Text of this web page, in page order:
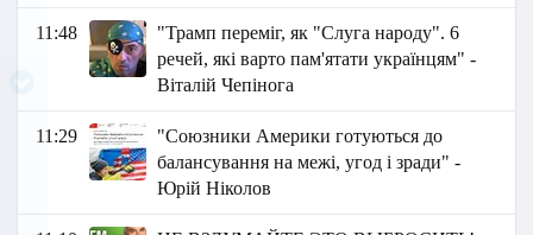
11:48
"Трамп переміг, як "Слуга народу". 6
речей, які варто пам'ятати українцям" -
Віталій Чепінога
11:29
"Союзники Америки готуються до
балансування на межі, угод і зради" -
Юрій Ніколов